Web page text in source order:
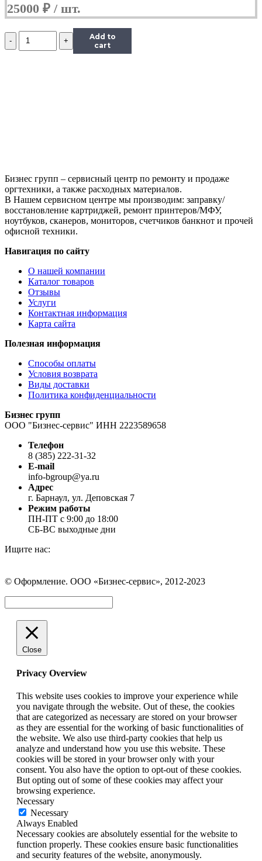
25000 ₽
Количество
VoIP-
Add to
cart
Бизнес групп – сервисный центр по ремонту и продаже
оргтехники, а также расходных материалов.
В Нашем сервисном центре мы производим: заправку/
восстановление картриджей, ремонт принтеров/МФУ,
ноутбуков, сканеров, мониторов, счетчиков банкнот и прочей
офисной техники.
Навигация по сайту
О нашей компании
Каталог товаров
Отзывы
Услуги
Контактная информация
Карта сайта
Полезная информация
Способы оплаты
Условия возврата
Виды доставки
Политика конфиденциальности
Бизнес групп
ООО "Бизнес-сервис" ИНН 2223589658
Телефон
8 (385) 222-31-32
E-mail
info-bgroup@ya.ru
Адрес
г. Барнаул, ул. Деповская 7
Режим работы
ПН-ПТ с 9:00 до 18:00
СБ-ВС выходные дни
Ищите нас:
Вконтакте
открывается
в
новом
окне
WhatsApp
открывается
в
новом
окне
Telegram
открывается
в
новом
окне
© Оформление. ООО «Бизнес-сервис», 2012-2023
Close
Privacy Overview
This website uses cookies to improve your experience while
you navigate through the website. Out of these, the cookies
that are categorized as necessary are stored on your browser
as they are essential for the working of basic functionalities of
the website. We also use third-party cookies that help us
analyze and understand how you use this website. These
cookies will be stored in your browser only with your
consent. You also have the option to opt-out of these cookies.
But opting out of some of these cookies may affect your
browsing experience.
Necessary
Necessary
Always Enabled
Necessary cookies are absolutely essential for the website to
function properly. These cookies ensure basic functionalities
and security features of the website, anonymously.